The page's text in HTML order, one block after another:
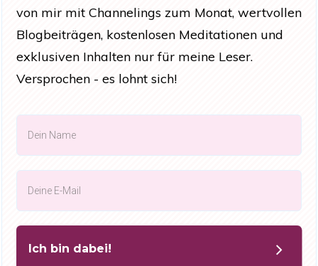
von mir mit Channelings zum Monat, wertvollen
Blogbeiträgen, kostenlosen Meditationen und
exklusiven Inhalten nur für meine Leser.
Versprochen - es lohnt sich!
Ich bin dabei!